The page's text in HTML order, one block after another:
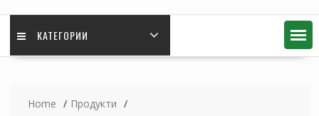
КАТЕГОРИИ
Home
Продукти